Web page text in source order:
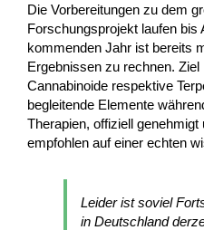
Die Vorbereitungen zu dem
Forschungsprojekt laufen bis
kommenden Jahr ist bereits
Ergebnissen zu rechnen.
Cannabinoide respektive
begleitende Elemente
Therapien, offiziell
empfohlen auf einer echten
Leider ist soviel
in Deutschland